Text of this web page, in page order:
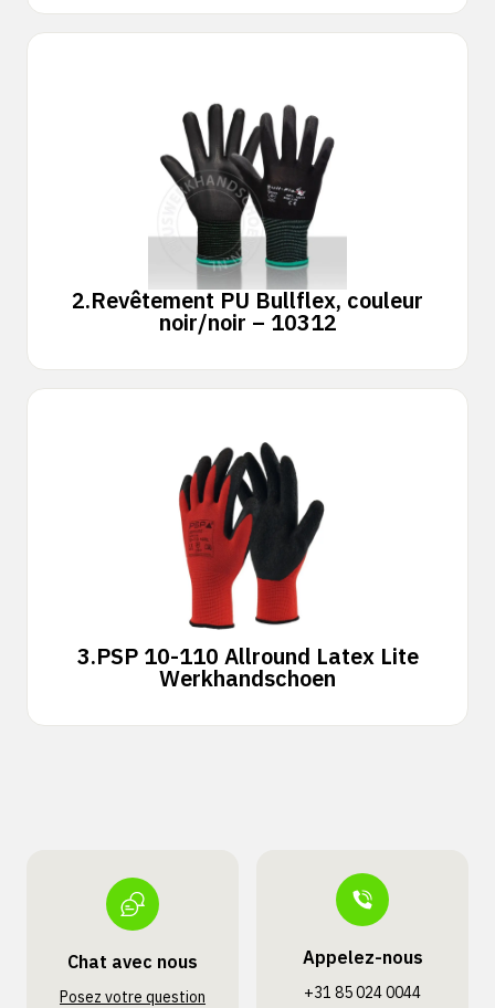
2.Revêtement PU Bullflex, couleur
noir/noir – 10312
3.PSP 10-110 Allround Latex Lite
Werkhandschoen
Chat avec nous
Posez votre question
Appelez-nous
+31 85 024 0044